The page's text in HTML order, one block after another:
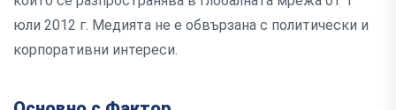
юли 2012 г. Медията не е обвързана с политически и
корпоративни интереси.